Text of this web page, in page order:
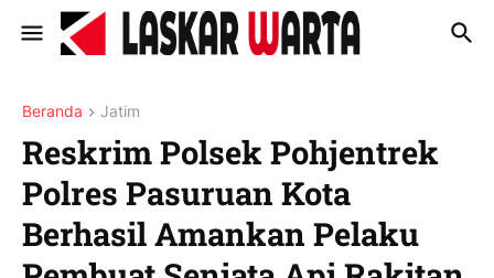
Beranda Jatim
Reskrim Polsek Pohjentrek
Polres Pasuruan Kota
Berhasil Amankan Pelaku